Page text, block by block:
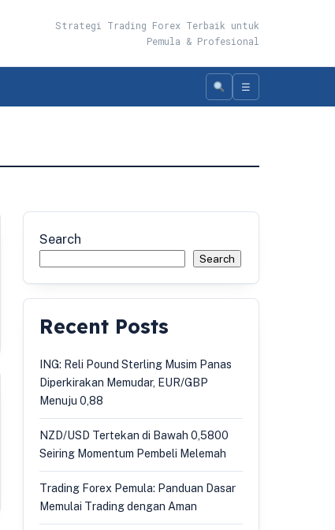
Strategi Trading Forex Terbaik untuk
Pemula & Profesional
☰
Search
Search
Recent Posts
ING: Reli Pound Sterling Musim Panas
Diperkirakan Memudar, EUR/GBP
Menuju 0,88
NZD/USD Tertekan di Bawah 0,5800
Seiring Momentum Pembeli Melemah
Trading Forex Pemula: Panduan Dasar
Memulai Trading dengan Aman